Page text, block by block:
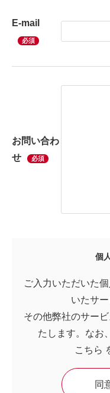
E-mail
必須
お問い合わ
せ
必須
個
ご入力いただいた
いたサ
その他弊社のサー
たします。なお
こちら